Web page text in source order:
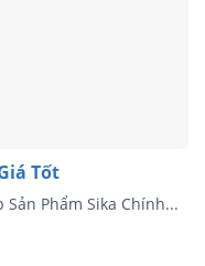
Tốt
Sản Phẩm Sika Chính...